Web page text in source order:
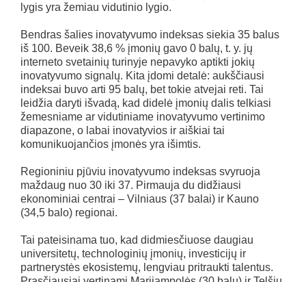
lygis yra žemiau vidutinio lygio.
Bendras šalies inovatyvumo indeksas siekia 35 balus
iš 100. Beveik 38,6 % įmonių gavo 0 balų, t. y. jų
interneto svetainių turinyje nepavyko aptikti jokių
inovatyvumo signalų. Kita įdomi detalė: aukščiausi
indeksai buvo arti 95 balų, bet tokie atvejai reti. Tai
leidžia daryti išvadą, kad didelė įmonių dalis telkiasi
žemesniame ar vidutiniame inovatyvumo vertinimo
diapazone, o labai inovatyvios ir aiškiai tai
komunikuojančios įmonės yra išimtis.
Regioniniu pjūviu inovatyvumo indeksas svyruoja
maždaug nuo 30 iki 37. Pirmauja du didžiausi
ekonominiai centrai – Vilniaus (37 balai) ir Kauno
(34,5 balo) regionai.
Tai pateisinama tuo, kad didmiesčiuose daugiau
universitetų, technologinių įmonių, investicijų ir
partnerystės ekosistemų, lengviau pritraukti talentus.